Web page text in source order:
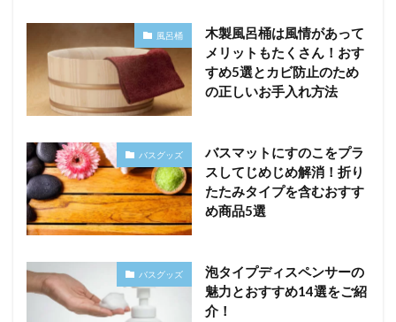
風呂桶
木製風呂桶は風情があって
メリットもたくさん！おす
すめ5選とカビ防止のため
の正しいお手入れ方法
バスグッズ
バスマットにすのこをプラ
スしてじめじめ解消！折り
たたみタイプを含むおすす
め商品5選
バスグッズ
泡タイプディスペンサーの
魅力とおすすめ14選をご紹
介！